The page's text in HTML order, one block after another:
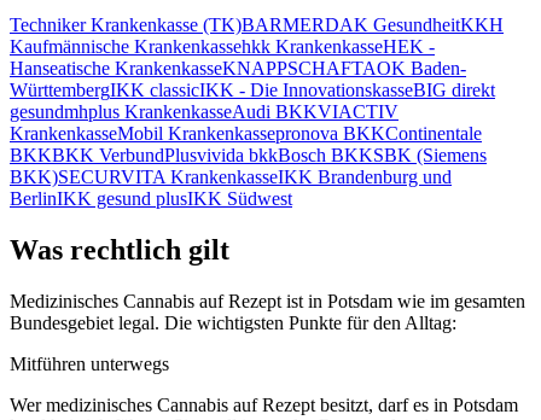
Techniker Krankenkasse (TK)BARMERDAK GesundheitKKH
Kaufmännische Krankenkassehkk KrankenkasseHEK -
Hanseatische KrankenkasseKNAPPSCHAFTAOK Baden-
WürttembergIKK classicIKK - Die InnovationskasseBIG direkt
gesundmhplus KrankenkasseAudi BKKVIACTIV
KrankenkasseMobil Krankenkassepronova BKKContinentale
BKKBKK VerbundPlusvivida bkkBosch BKKSBK (Siemens
BKK)SECURVITA KrankenkasseIKK Brandenburg und
BerlinIKK gesund plusIKK Südwest
Was rechtlich gilt
Medizinisches Cannabis auf Rezept ist in Potsdam wie im gesamten
Bundesgebiet legal. Die wichtigsten Punkte für den Alltag:
Mitführen unterwegs
Wer medizinisches Cannabis auf Rezept besitzt, darf es in Potsdam